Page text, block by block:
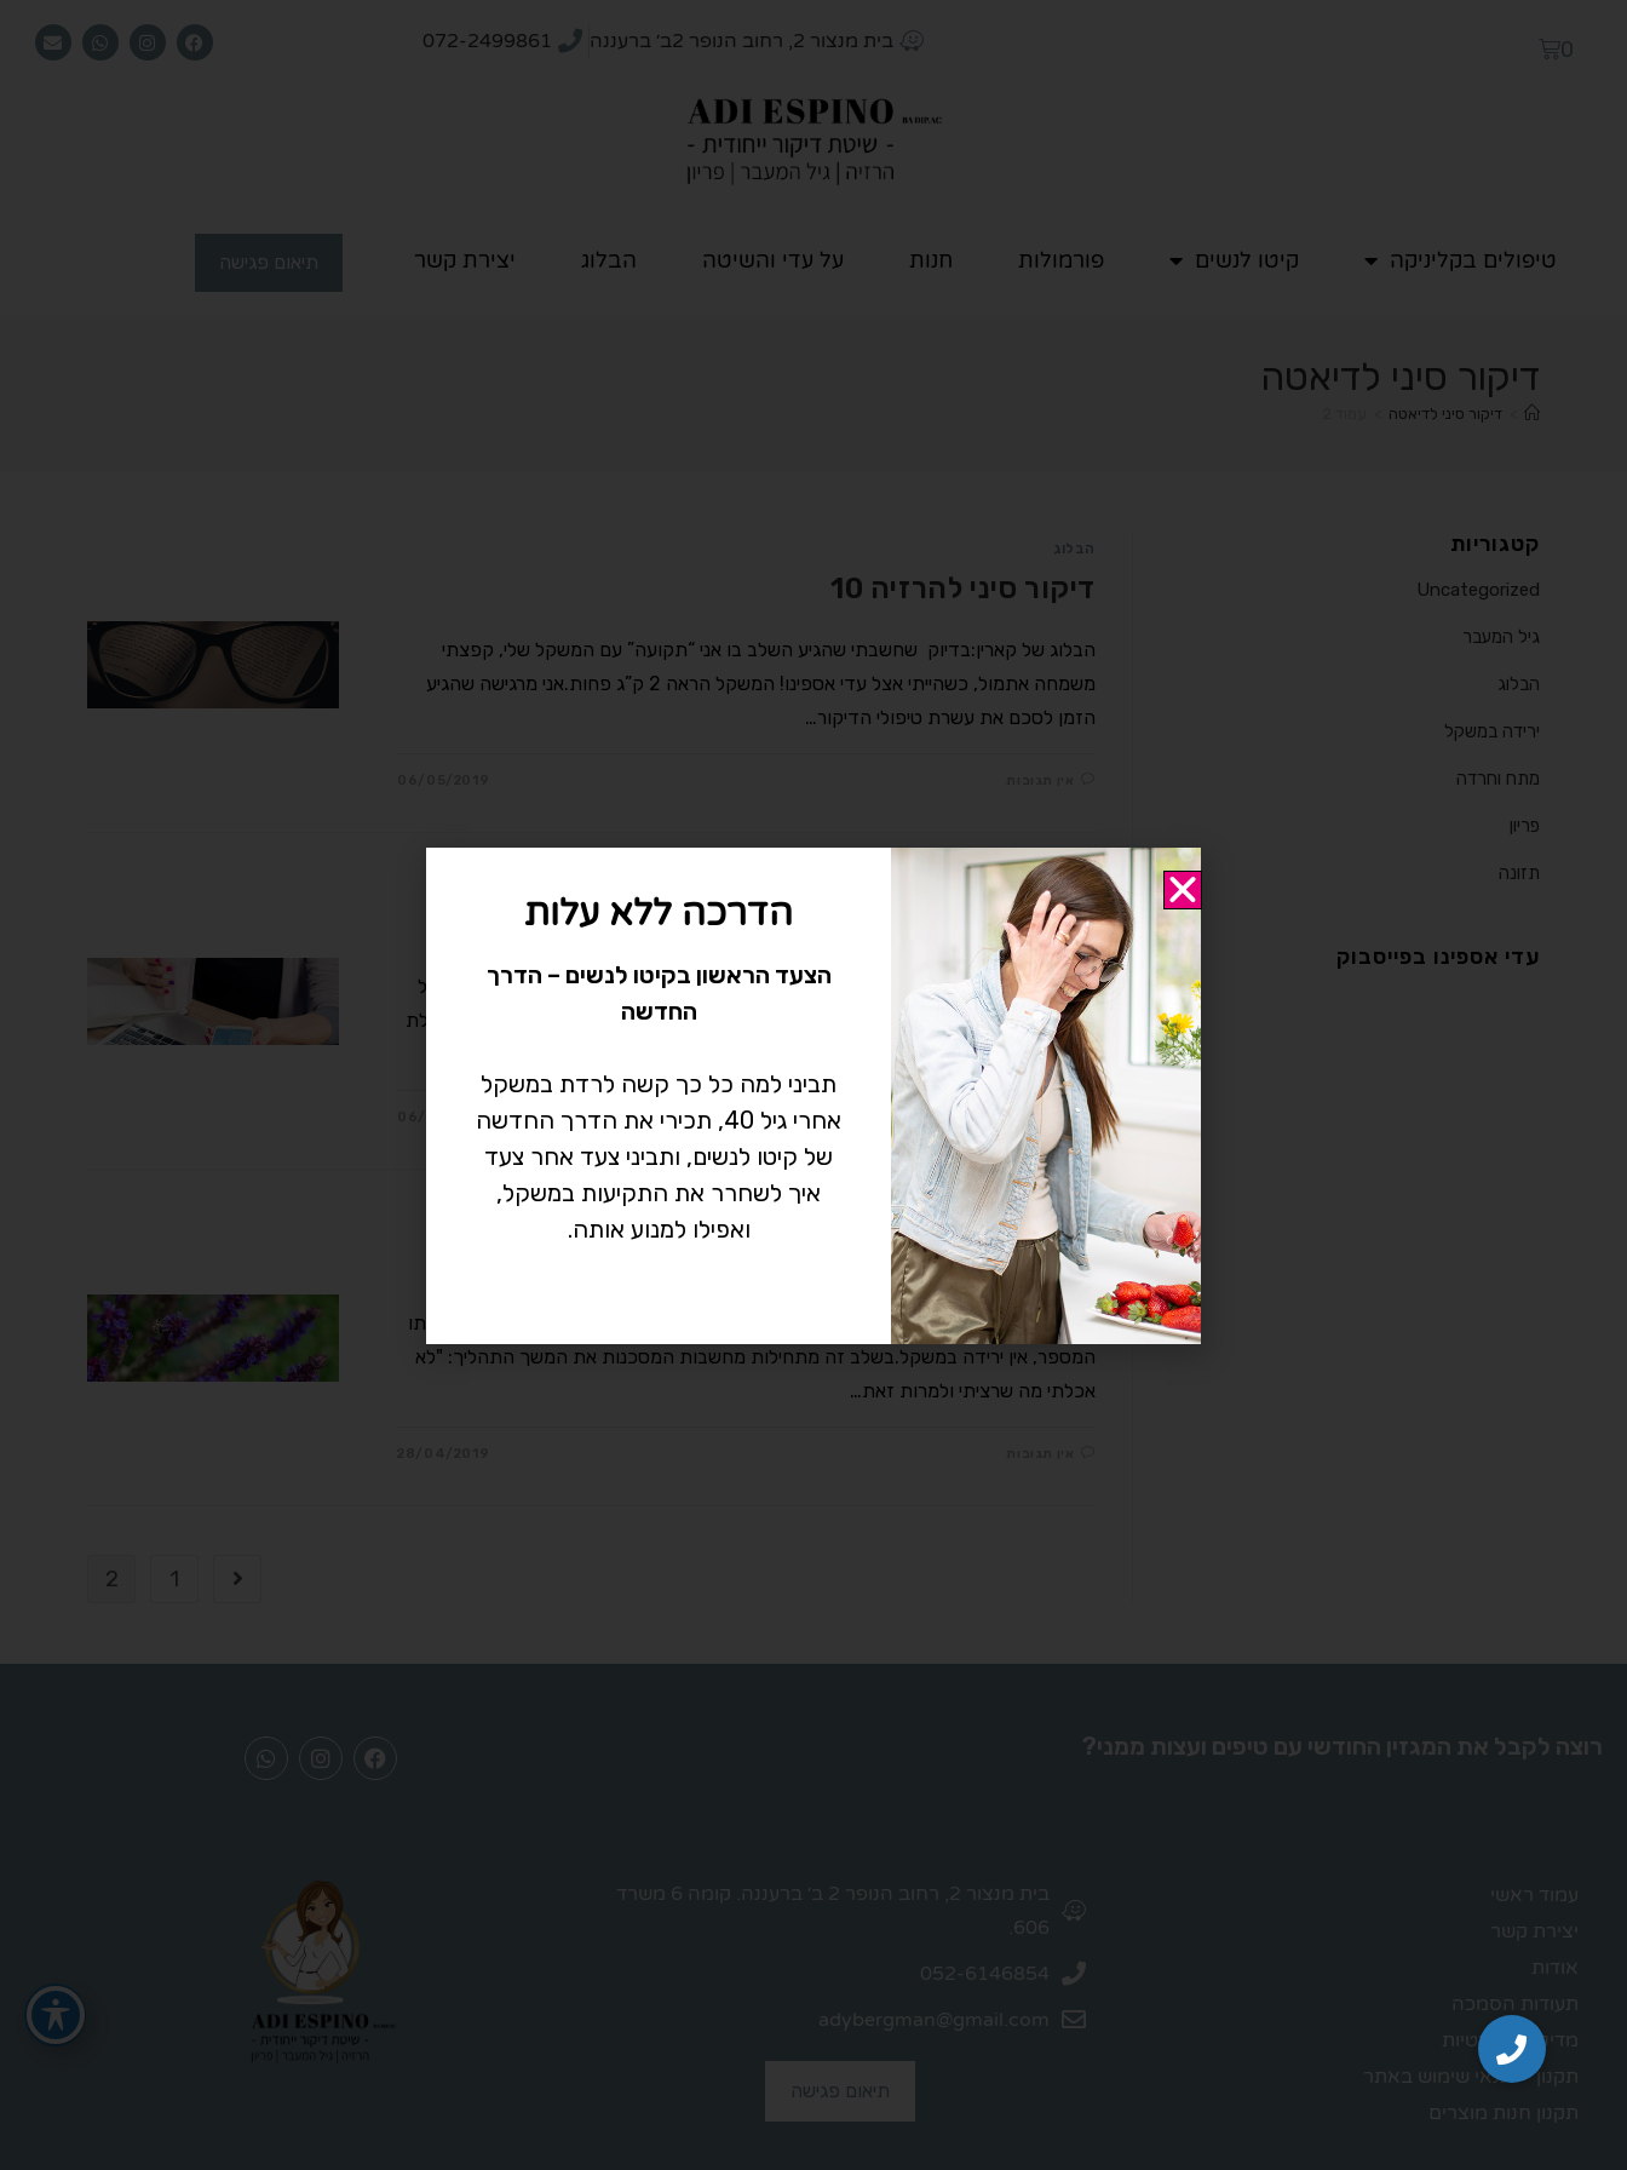
0 בית מנצור 2, רחוב הנופר 2ב׳ ברעננה 072-2499861
טיפולים בקליניקה קיטו לנשים פורמולות חנות על עדי והשיטה הבלוג יצירת קשר תיאום פגישה
דיקור סיני לדיאטה
דיקור סיני לדיאטה
הבלוג
דיקור סיני להרזיה 10
הבלוג של קארין:בדיוק שחשבתי שהגיע השלב בו אני “תקועה” עם המשקל שלי, קפצתי
משמחה אתמול, כשהייתי אצל עדי אספינו! המשקל הראה 2 ק”ג פחות.אני מרגישה שהגיע
הזמן לסכם את עשרת טיפולי הדיקור…
הבלוג
דיקור סיני להרזיה 11
הבלוג של קארין:באחד הבקרים לפני מספר שבועות הגעתי לטיפול דיקור סיני להרזיה אצל
עדי אספינו. בכל פעם שאני פוגשת מישהו או מישהי שלא ראו אותי כמה שבועות, אני מקבלת
מחמאות על…
אין תגובות 06/05/2019
ירידה במשקל
דיקור סיני ו ירידה במשקל
נשים רבות מזדהות עם תחושת התסכול כאשר הן נעמדות על המשקל והוא תקוע על אותו
המספר, אין ירידה במשקל.בשלב זה מתחילות מחשבות המסכנות את המשך התהליך: "לא
אכלתי מה שרציתי ולמרות זאת…
1
2
קטגוריות
Uncategorized
גיל המעבר
הבלוג
ירידה במשקל
מתח וחרדה
פריון
תזונה
עדי אספינו בפייסבוק
רוצה לקבל את המגזין החודשי עם טיפים ועצות ממני?
עמוד ראשי
יצירת קשר
אודות
תעודות הסמכה
מדיניות הפרטיות
תקנון – תנאי שימוש באתר
תקנון חנות מוצרים
בית מנצור 2, רחוב הנופר 2 ב׳ ברעננה. קומה 6 משרד
606.
052-6146854
adybergman@gmail.com
תיאום פגישה
הדרכה ללא עלות
הצעד הראשון בקיטו לנשים – הדרך
החדשה
תביני למה כל כך קשה לרדת במשקל
אחרי גיל 40, תכירי את הדרך החדשה
של קיטו לנשים, ותביני צעד אחר צעד
איך לשחרר את התקיעות במשקל,
ואפילו למנוע אותה.